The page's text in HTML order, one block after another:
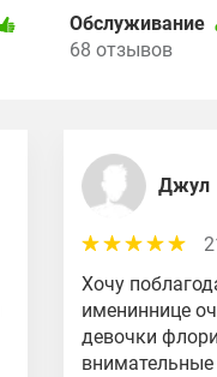
Обслуживание
68 отзывов
Джул
Хочу
имениннице
девочки